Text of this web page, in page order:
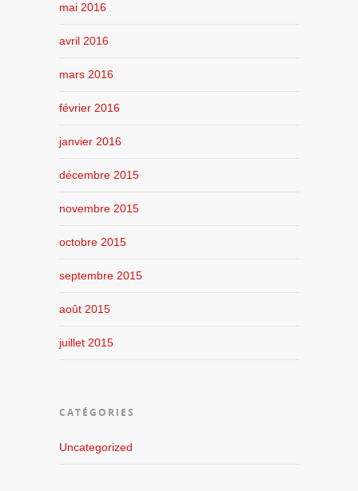
mai 2016
avril 2016
mars 2016
février 2016
janvier 2016
décembre 2015
novembre 2015
octobre 2015
septembre 2015
août 2015
juillet 2015
CATÉGORIES
Uncategorized